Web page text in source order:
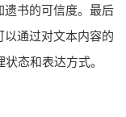
遗书的可信度。最后
通过对文本内容的
态和表达方式。